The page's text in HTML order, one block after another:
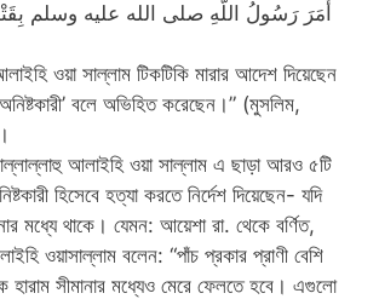
أَمَرَ رَسُولُ اللَّهِ صلى الله عليه وسلم
ওয়া সাল্লাম টিকটিকি মারার আদেশ দিয়েছেন
বলে অভিহিত করেছেন।” (মুসলিম,
আলাইহি ওয়া সাল্লাম এ ছাড়া আরও ৫টি
হিসেবে হত্যা করতে নির্দেশ দিয়েছেন- যদি
মধ্যে থাকে। যেমন: আয়েশা রা. থেকে বর্ণিত,
ওয়াসাল্লাম বলেন: “পাঁচ প্রকার প্রাণী বেশি
হারাম সীমানার মধ্যেও মেরে ফেলতে হবে। এগুলো